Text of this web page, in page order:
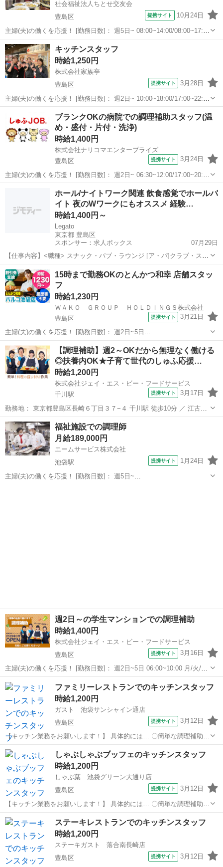
社会福祉法人ちとせ交友会
豊島区
提携サイト 10月24日
主婦(夫)の働くを応援！ [勤務日数]： 週5日~ 08:00~14:00/08:00~17:00
月/火/水/木/金 [勤務地・最寄駅]： 東京都豊島区高田3-36-11 目白ちと
せ保育園 学習院下駅徒歩5分／目白駅 ...
東京 豊島区
キッチンスタッフ
時給1,250円
株式会社家族亭
豊島区
提携サイト 3月28日
主婦(夫)の働くを応援！ [勤務日数]： 週2日~ 10:00~18:00/17:00~22:00
月/火/水/木/金/土/日 などから選べます [勤務地・最寄駅]： 東京都豊島
区西池袋1-1-25 東武池袋ダイニングシ...
キッチン
ブランクOKの病院での調理補助スタッフ(温
め・盛付・片付・洗浄)
時給1,400円
株式会社ナリコマエンタープライズ
豊島区
提携サイト 3月24日
主婦(夫)の働くを応援！ [勤務日数]： 週2日~ 06:30~12:00/17:00~20:30
月/火/水/木/金/土/日 などから選べます [勤務地・最寄駅]： 東京都豊島
区南長崎５－１７－９ 医療法人社団 仁泉会...
キッチン
ホール/ナイトワーク関連 飲食感覚でホールバ
イト 夜のWワークにもオススメ 経験…
時給1,400円～
Legato
東京都 豊島区
スポンサー：求人ボックス
07月29日
【仕事内容】<職種> スナック・パブ・ラウンジ [ア・パ]クラブ・スナ
ック系ホールスタッフ(ナイトワーク系)、ガールズバー・キャバクラ・
スナックその他(ナイトワーク系) <雇用形態> アルバイト・パート <給
与> [ア・パ]時給1...
アルバイト・パート
15時まで勤務OKのとんかつ和幸 店舗スタッ
フ
時給1,230円
ＷＡＫＯ ＧＲＯＵＰ ＨＯＬＤＩＮＧＳ株式会社
豊島区
提携サイト 3月21日
主婦(夫)の働くを応援！ [勤務日数]： 週2日~5日
10:00~15:00/11:00~16:00/12:00~17:00/11:00~17:00 月/火/水/木/金/土/
日 などから選べます [勤務地・最寄駅]： ...
東京 豊島区 キッチン
【調理補助】週2～OKだから無理なく働ける
◎扶養内OK★子育て世代のしゅふ応援…
時給1,200円
株式会社ジェイ・エス・ビー・フードサービス
千川駅
提携サイト 3月17日
勤務地： 東京都豊島区長崎６丁目３７−４ 千川駅 徒歩10分 ／ 江古田
駅 徒歩13分 ／ 小竹向原駅 徒歩13分 週勤務日時： 週2日~ 19:00〜
22:00 雇用形態： パート・アルバイト 給与： 時給 120...
東京 豊島区 千川駅 キッチン
福祉施設での調理師
月給189,000円
エームサービス株式会社
池袋駅
提携サイト 1月24日
主婦(夫)の働くを応援！ [勤務日数]： 週5日~
週2日～の学生マンションでの調理補助
時給1,400円
株式会社ジェイ・エス・ビー・フードサービス
豊島区
提携サイト 3月16日
主婦(夫)の働くを応援！ [勤務日数]： 週2日~5日 06:00~10:00 月/火/水/
木/金 などから選べます [勤務地・最寄駅]： 東京都豊島区高田1丁目14
－10 ブランシエスタ早稲田 早稲田(都電荒川線)駅...
東京 キッチン
ファミリーレストランでのキッチンスタッフ
時給1,200円
ガスト 池袋サンシャイン通店
豊島区
提携サイト 3月12日
【キッチン業務をお願いします！】 具体的には… 〇簡単な調理補助
〇食器洗い などをお任せします♪ バイトデビュー・ひさしぶりの復
職・人見知りさんでも大丈夫です！ みんなでサポートしますので安心
してください♪ アルバイト...
東京 キッチン
しゃぶしゃぶブッフェのキッチンスタッフ
時給1,200円
しゃぶ葉 池袋グリーン大通り店
豊島区
提携サイト 3月12日
【キッチン業務をお願いします！】 具体的には… 〇簡単な調理補助
〇食器洗い などをお任せします♪ バイトデビュー・ひさしぶりの復
職・人見知りさんでも大丈夫です！ みんなでサポートしますので安心
してください♪ アルバイト...
東京 キッチン
ステーキレストランでのキッチンスタッフ
時給1,200円
ステーキガスト 落合南長崎店
豊島区
提携サイト 3月12日